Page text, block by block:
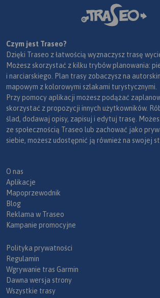
Czym jest Traseo?
Dzięki Traseo z łatwością wyznaczysz trasę
Możesz skorzystać z kilku trybów planowania:
i narciarskiego. Plan trasy zobaczysz na
mapowym z kolorowymi szlakami turystycznymi.
Przy pomocy aplikacji możesz podążać
skorzystać z propozycji innych użytkowników.
ślad, dodawaj opisy, zapisuj i edytuj trasę.
ze społecznością Traseo lub zachować jako
siebie, możesz udostępnić ją również na swojej
O nas
Aplikacje
Mapoprzewodnik
Blog
Reklama w Traseo
Kampanie promocyjne
Polityka prywatności
Regulamin
Wgrywanie tras Garmin
Dawna wersja strony
Wszystkie trasy